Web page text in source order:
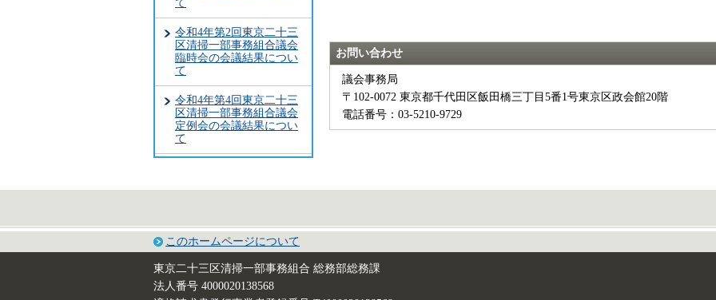
て
令和4年第2回東京二十三
区清掃一部事務組合議会
臨時会の会議結果につい
て
令和4年第4回東京二十三
区清掃一部事務組合議会
定例会の会議結果につい
て
お問い合わせ
議会事務局
〒102-0072 東京都千代田区飯田橋三丁目5番1号東京区政会館20階
電話番号：03-5210-9729
このホームページについて
東京二十三区清掃一部事務組合 総務部総務課
法人番号 4000020138568